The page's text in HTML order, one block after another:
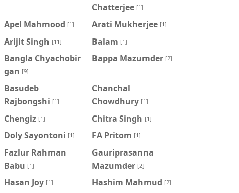
Chatterjee [1]
Apel Mahmood [1] Arati Mukherjee [1]
Arijit Singh [11] Balam [1]
Bangla Chyachobir
gan [9]
Bappa Mazumder [2]
Basudeb
Rajbongshi [1]
Chanchal
Chowdhury [1]
Chengiz [1] Chitra Singh [1]
Doly Sayontoni [1] FA Pritom [1]
Fazlur Rahman
Babu [1]
Gauriprasanna
Mazumder [2]
Hasan Joy [1] Hashim Mahmud [2]